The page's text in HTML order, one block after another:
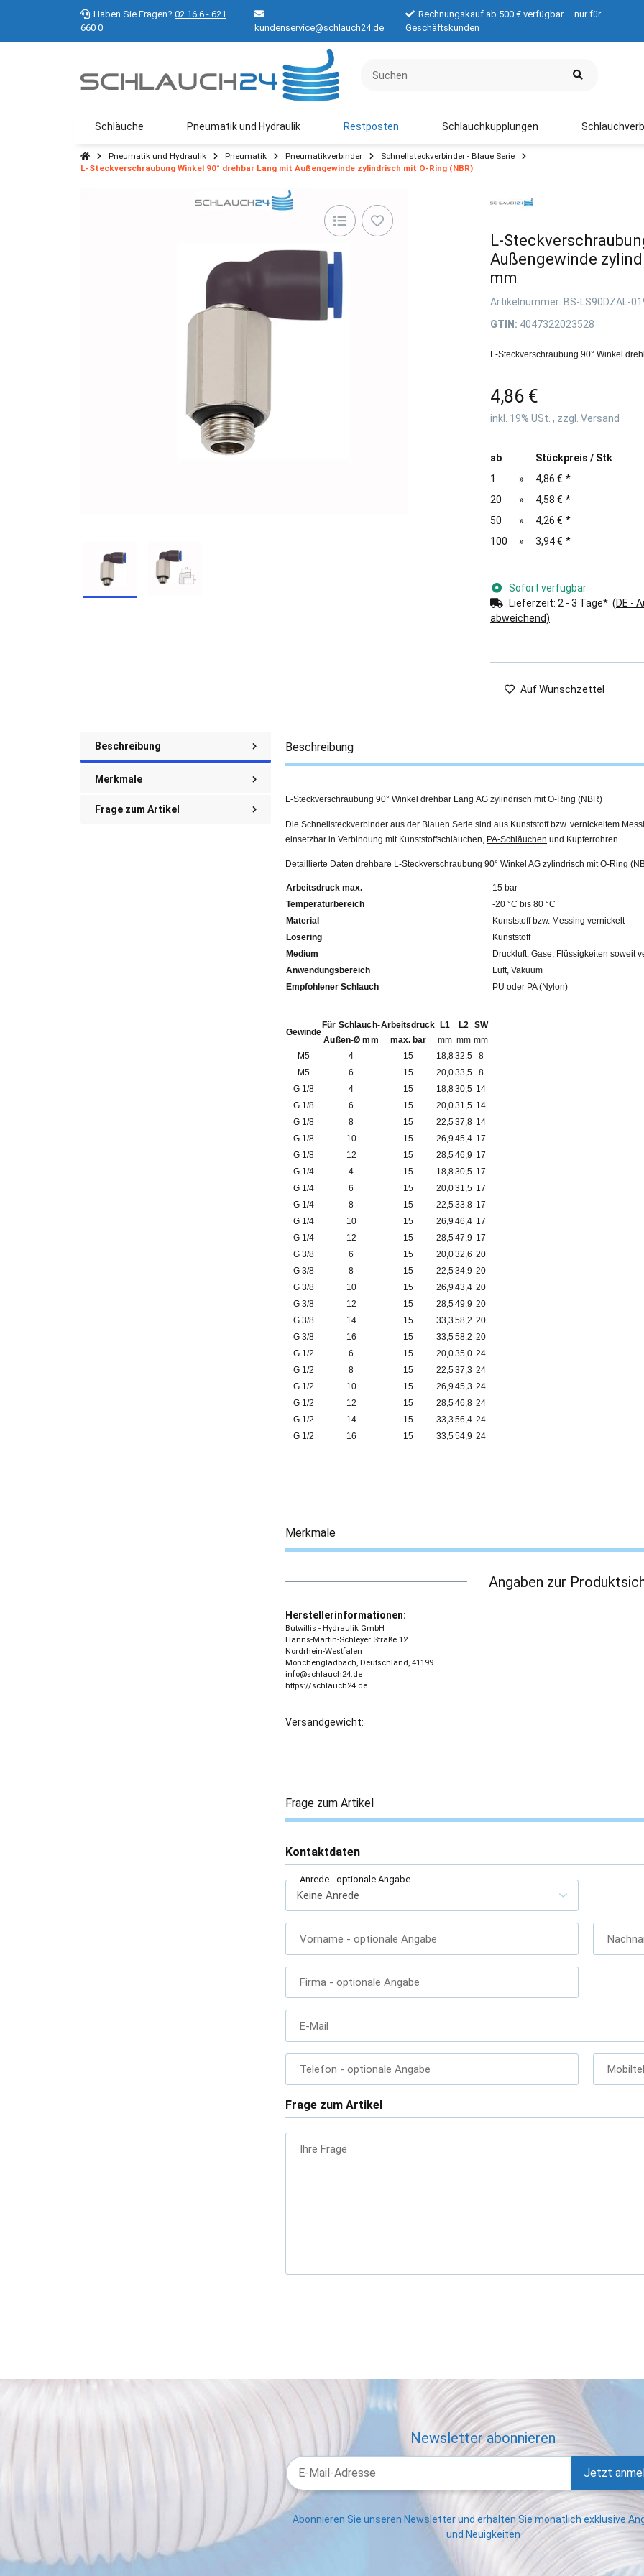
Haben Sie Fragen? 02 16 6 - 621
660 0
kundenservice@schlauch24.de
Rechnungskauf ab 500 € verfügbar – nur für
Geschäftskunden
Schläuche Pneumatik und Hydraulik Restposten Schlauchkupplungen
Pneumatik und Hydraulik Pneumatik Pneumatikverbinder
Schnellsteckverbinder - Blaue Serie
L-Steckverschraubung Winkel 90° drehbar Lang mit Außengewinde zylindrisch mit O-Ring (NBR)
L-
Außengewinde
mm
Artikelnummer: BS-LS90DZAL-
GTIN: 4047322023528
L-Steckverschraubung 90° Winkel
4,86 €
inkl. 19% USt. , zzgl. Versand
ab
Stückpreis / Stk
1
» 4,86 € *
20
» 4,58 € *
50
» 4,26 € *
100
» 3,94 € *
Sofort verfügbar
Lieferzeit: 2 - 3 Tage* (DE -
abweichend)
Auf Wunschzettel
Beschreibung
Merkmale
Frage zum Artikel
Beschreibung
L-Steckverschraubung 90° Winkel drehbar Lang AG zylindrisch mit O-Ring (NBR)
Die Schnellsteckverbinder aus der Blauen Serie sind aus Kunststoff bzw. vernickeltem
einsetzbar in Verbindung mit Kunststoffschläuchen, PA-Schläuchen und Kupferrohren.
Detaillierte Daten drehbare L-Steckverschraubung 90° Winkel AG zylindrisch mit O-Ring
Arbeitsdruck max.
15 bar
Temperaturbereich
-20 °C bis 80 °C
Material
Kunststoff bzw. Messing vernickelt
Lösering
Kunststoff
Medium
Druckluft, Gase, Flüssigkeiten soweit
Anwendungsbereich
Luft, Vakuum
Empfohlener Schlauch
PU oder PA (Nylon)
Gewinde
Für Schlauch-
Außen-Ø mm
Arbeitsdruck
max. bar
L1
mm
L2
mm
SW
mm
M5
4 15 18,832,5
8
M5
6 15 20,033,5
8
G 1/8
4 15 18,830,5 14
G 1/8
6 15 20,031,5 14
G 1/8
8 15 22,537,8 14
G 1/8
10 15 26,9 45,4 17
G 1/8
12 15 28,546,9 17
G 1/4
4 15 18,830,5 17
G 1/4
6 15 20,031,5 17
G 1/4
8 15 22,533,8 17
G 1/4
10 15 26,9 46,4 17
G 1/4
12 15 28,547,9 17
G 3/8
6 15 20,032,6 20
G 3/8
8 15 22,534,9 20
G 3/8
10 15 26,9 43,4 20
G 3/8
12 15 28,549,9 20
G 3/8
14 15 33,3 58,2 20
G 3/8
16 15 33,558,2 20
G 1/2
6 15 20,035,0 24
G 1/2
8 15 22,537,3 24
G 1/2
10 15 26,9 45,3 24
G 1/2
12 15 28,546,8 24
G 1/2
14 15 33,3 56,4 24
G 1/2
16 15 33,554,9 24
Merkmale
Angaben zur
Herstellerinformationen:
Butwillis - Hydraulik GmbH
Hanns-Martin-Schleyer Straße 12
Nordrhein-Westfalen
Mönchengladbach, Deutschland, 41199
info@schlauch24.de
https://schlauch24.de
Versandgewicht:
Frage zum Artikel
Kontaktdaten
Anrede - optionale Angabe
Vorname - optionale Angabe
Firma - optionale Angabe
E-Mail
Telefon - optionale Angabe
Frage zum Artikel
Ihre Frage
Newsletter abonnieren
Jetzt
Abonnieren Sie unseren Newsletter und erhalten Sie monatlich exklusive
und Neuigkeiten